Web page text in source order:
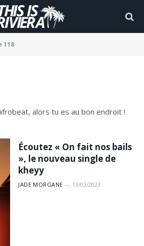
118
alors tu es au bon endroit !
Écoutez « On fait nos bails
», le nouveau single de
kheyy
JADE MORGANE 13/03/2023